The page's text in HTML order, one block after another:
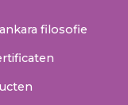
filosofie